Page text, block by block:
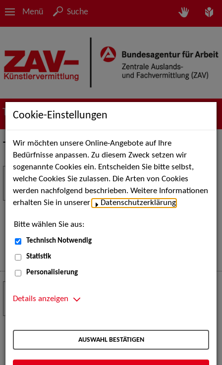
Menü Suche
Termine
Termine
Stuttgart Street Art
Kunst, Live-Acts und Aktionen für Kinder und
Familien. Die Stuttgart Street Art verwandelt den
eine große Open-Air-Bühne voller Akrobatik, Tanz,
Musik und beeindruckender Live-Performances.
Mehr
18
JUL
Serienfestival Weimar
TeleVisionale – Film- und Serienfestival in Weimar
und Eventpartnerin des Crew Call Weimar.
Mehr
NOV
Cookie-Einstellungen
Wir möchten unsere Online-Angebote auf Ihre
Bedürfnisse anpassen. Zu diesem Zweck setzen wir
sogenannte Cookies ein. Entscheiden Sie bitte selbst,
welche Cookies Sie zulassen. Die Arten von Cookies
werden nachfolgend beschrieben. Weitere Informationen
erhalten Sie in unserer
Datenschutzerklärung
Bitte wählen Sie aus:
Technisch Notwendig
Statistik
Personalisierung
Details anzeigen
AUSWAHL BESTÄTIGEN